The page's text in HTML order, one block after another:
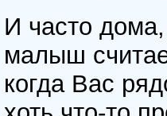
И часто
малыш
когда Вас